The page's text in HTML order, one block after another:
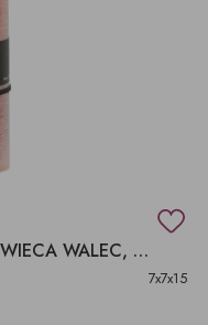
ŚWIECA WOSKOWA RÓŻOWA, ŚWIECA WALEC, KLASYCZNA ŚWIECA
7x7x15